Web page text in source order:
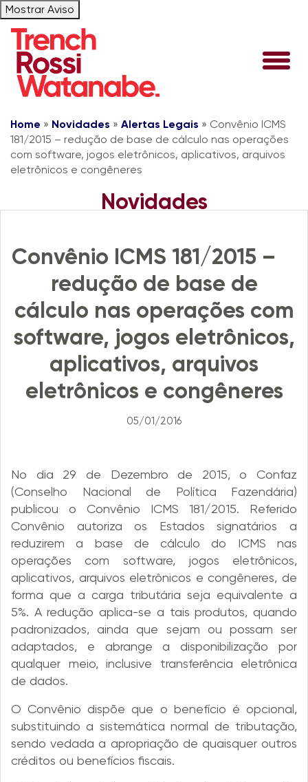
Mostrar Aviso
Home » Novidades » Alertas Legais » Convênio ICMS
181/2015 – redução de base de cálculo nas operações
com software, jogos eletrônicos, aplicativos, arquivos
eletrônicos e congêneres
Novidades
Alertas Legais
Convênio ICMS 181/2015 –
redução de base de
cálculo nas operações com
software, jogos eletrônicos,
aplicativos, arquivos
eletrônicos e congêneres
05/01/2016
No dia 29 de Dezembro de 2015, o Confaz
(Conselho Nacional de Política Fazendária)
publicou o Convênio ICMS 181/2015. Referido
Convênio autoriza os Estados signatários a
reduzirem a base de cálculo do ICMS nas
operações com software, jogos eletrônicos,
aplicativos, arquivos eletrônicos e congêneres, de
forma que a carga tributária seja equivalente a
5%. A redução aplica-se a tais produtos, quando
padronizados, ainda que sejam ou possam ser
adaptados, e abrange a disponibilização por
qualquer meio, inclusive transferência eletrônica
de dados.
O Convênio dispõe que o benefício é opcional,
substituindo a sistemática normal de tributação,
sendo vedada a apropriação de quaisquer outros
créditos ou benefícios fiscais.